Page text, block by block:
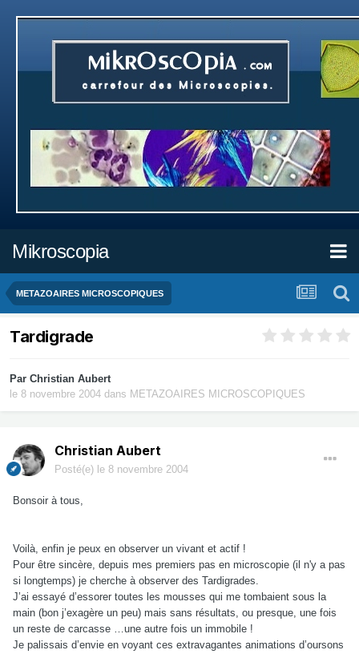
Mikroscopia
METAZOAIRES MICROSCOPIQUES
Tardigrade
Par Christian Aubert
le 8 novembre 2004 dans METAZOAIRES MICROSCOPIQUES
Christian Aubert
Posté(e) le 8 novembre 2004
Bonsoir à tous,
Voilà, enfin je peux en observer un vivant et actif !
Pour être sincère, depuis mes premiers pas en microscopie (il n'y a pas
si longtemps) je cherche à observer des Tardigrades.
J’ai essayé d’essorer toutes les mousses qui me tombaient sous la
main (bon j’exagère un peu) mais sans résultats, ou presque, une fois
un reste de carcasse …une autre fois un immobile !
Je palissais d’envie en voyant ces extravagantes animations d’oursons